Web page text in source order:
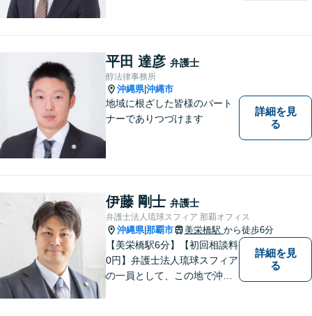
種多様なご相談に対応してお
ります。スピード感を持っ
て、かつ丁寧な対応を心がけ
ていますので、ぜひ気兼ねな
くご相談ください。
平田 達彦 弁護士
醇法律事務所
沖縄県|沖縄市
地域に根ざした皆様のパート
ナーでありつづけます
詳細を見
る
伊藤 剛士 弁護士
弁護士法人琉球スフィア 那覇オフィス
沖縄県|那覇市 美栄橋駅 から徒歩6分
【美栄橋駅6分】【初回相談料
0円】弁護士法人琉球スフィア
の一員として、この地で沖縄
詳細を見
る